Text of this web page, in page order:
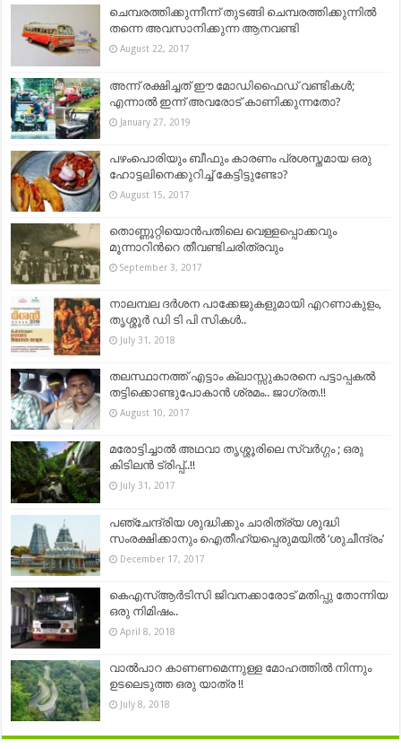
ചെമ്പരത്തിക്കുന്നീന്ന് തുടങ്ങി ചെമ്പരത്തിക്കുന്നില്‍
തന്നെ അവസാനിക്കുന്ന ആനവണ്ടി
August 22, 2017
അന്ന് രക്ഷിച്ചത് ഈ മോഡിഫൈഡ് വണ്ടികൾ;
എന്നാൽ ഇന്ന് അവരോട് കാണിക്കുന്നതോ?
January 27, 2019
പഴംപൊരിയും ബീഫും കാരണം പ്രശസ്തമായ ഒരു
ഹോട്ടലിനെക്കുറിച്ച് കേട്ടിട്ടുണ്ടോ?
August 15, 2017
തൊണ്ണൂറ്റിയൊന്‍പതിലെ വെള്ളപ്പൊക്കവും
മൂന്നാറിന്‍റെ തീവണ്ടിചരിത്രവും
September 3, 2017
നാലമ്പല ദര്‍ശന പാക്കേജുകളുമായി എറണാകുളം,
തൃശ്ശൂർ ഡി ടി പി സികൾ..
July 31, 2018
തലസ്ഥാനത്ത് എട്ടാം ക്ലാസ്സുകാരനെ പട്ടാപ്പകല്‍
തട്ടിക്കൊണ്ടുപോകാന്‍ ശ്രമം.. ജാഗ്രത.!!
August 10, 2017
മരോട്ടിച്ചാൽ അഥവാ തൃശ്ശൂരിലെ സ്വർഗ്ഗം ; ഒരു
കിടിലൻ ട്രിപ്പ്..!!
July 31, 2017
പഞ്ചേന്ദ്രിയ ശുദ്ധിക്കും ചാരിത്ര്യ ശുദ്ധി
സംരക്ഷിക്കാനും ഐതീഹ്യപ്പെരുമയിൽ ‘ശുചീന്ദ്രം’
December 17, 2017
കെഎസ്ആര്‍ടിസി ജിവനക്കാരോട് മതിപ്പു തോന്നിയ
ഒരു നിമിഷം..
April 8, 2018
വാൽപാറ കാണണമെന്നുള്ള മോഹത്തിൽ നിന്നും
ഉടലെടുത്ത ഒരു യാത്ര !!
July 8, 2018